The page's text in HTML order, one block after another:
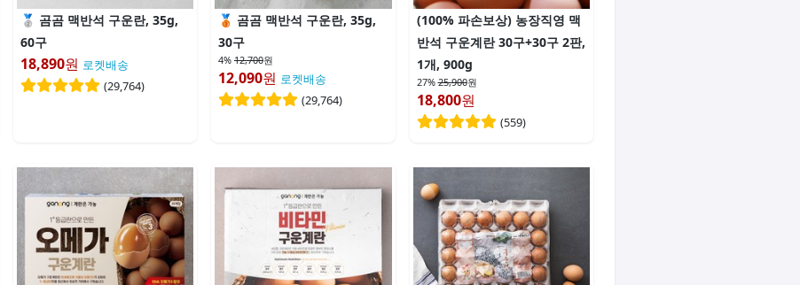
곰곰 맥반석 구운란, 35g,
60구
18,890원 로켓배송
(29,764)
곰곰 맥반석 구운란, 35g,
30구
4% 12,700원
12,090원 로켓배송
(29,764)
(100% 파손보상) 농장직영 맥
반석 구운계란 30구+30구 2판,
1개, 900g
27% 25,900원
18,800원
(559)